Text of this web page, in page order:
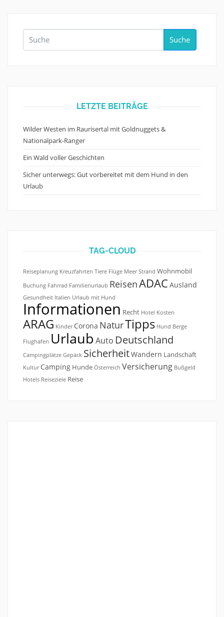
Suche
LETZTE BEITRÄGE
Wilder Westen im Raurisertal mit Goldnuggets &
Nationalpark-Ranger
Ein Wald voller Geschichten
Sicher unterwegs: Gut vorbereitet mit dem Hund in den
Urlaub
TAG-CLOUD
Reiseplanung Kreuzfahrten Tiere Flüge Meer Strand Wohnmobil
Buchung Fahrrad Familienurlaub ReisenADAC Ausland
Gesundheit Italien Urlaub mit Hund
Informationen Recht Hotel Kosten
ARAG Kinder Corona NaturTipps Hund Berge
Flughafen Urlaub Auto Deutschland
Campingplätze Gepäck SicherheitWandern Landschaft
Kultur Camping Hunde Österreich Versicherung Bußgeld
Hotels Reiseziele Reise